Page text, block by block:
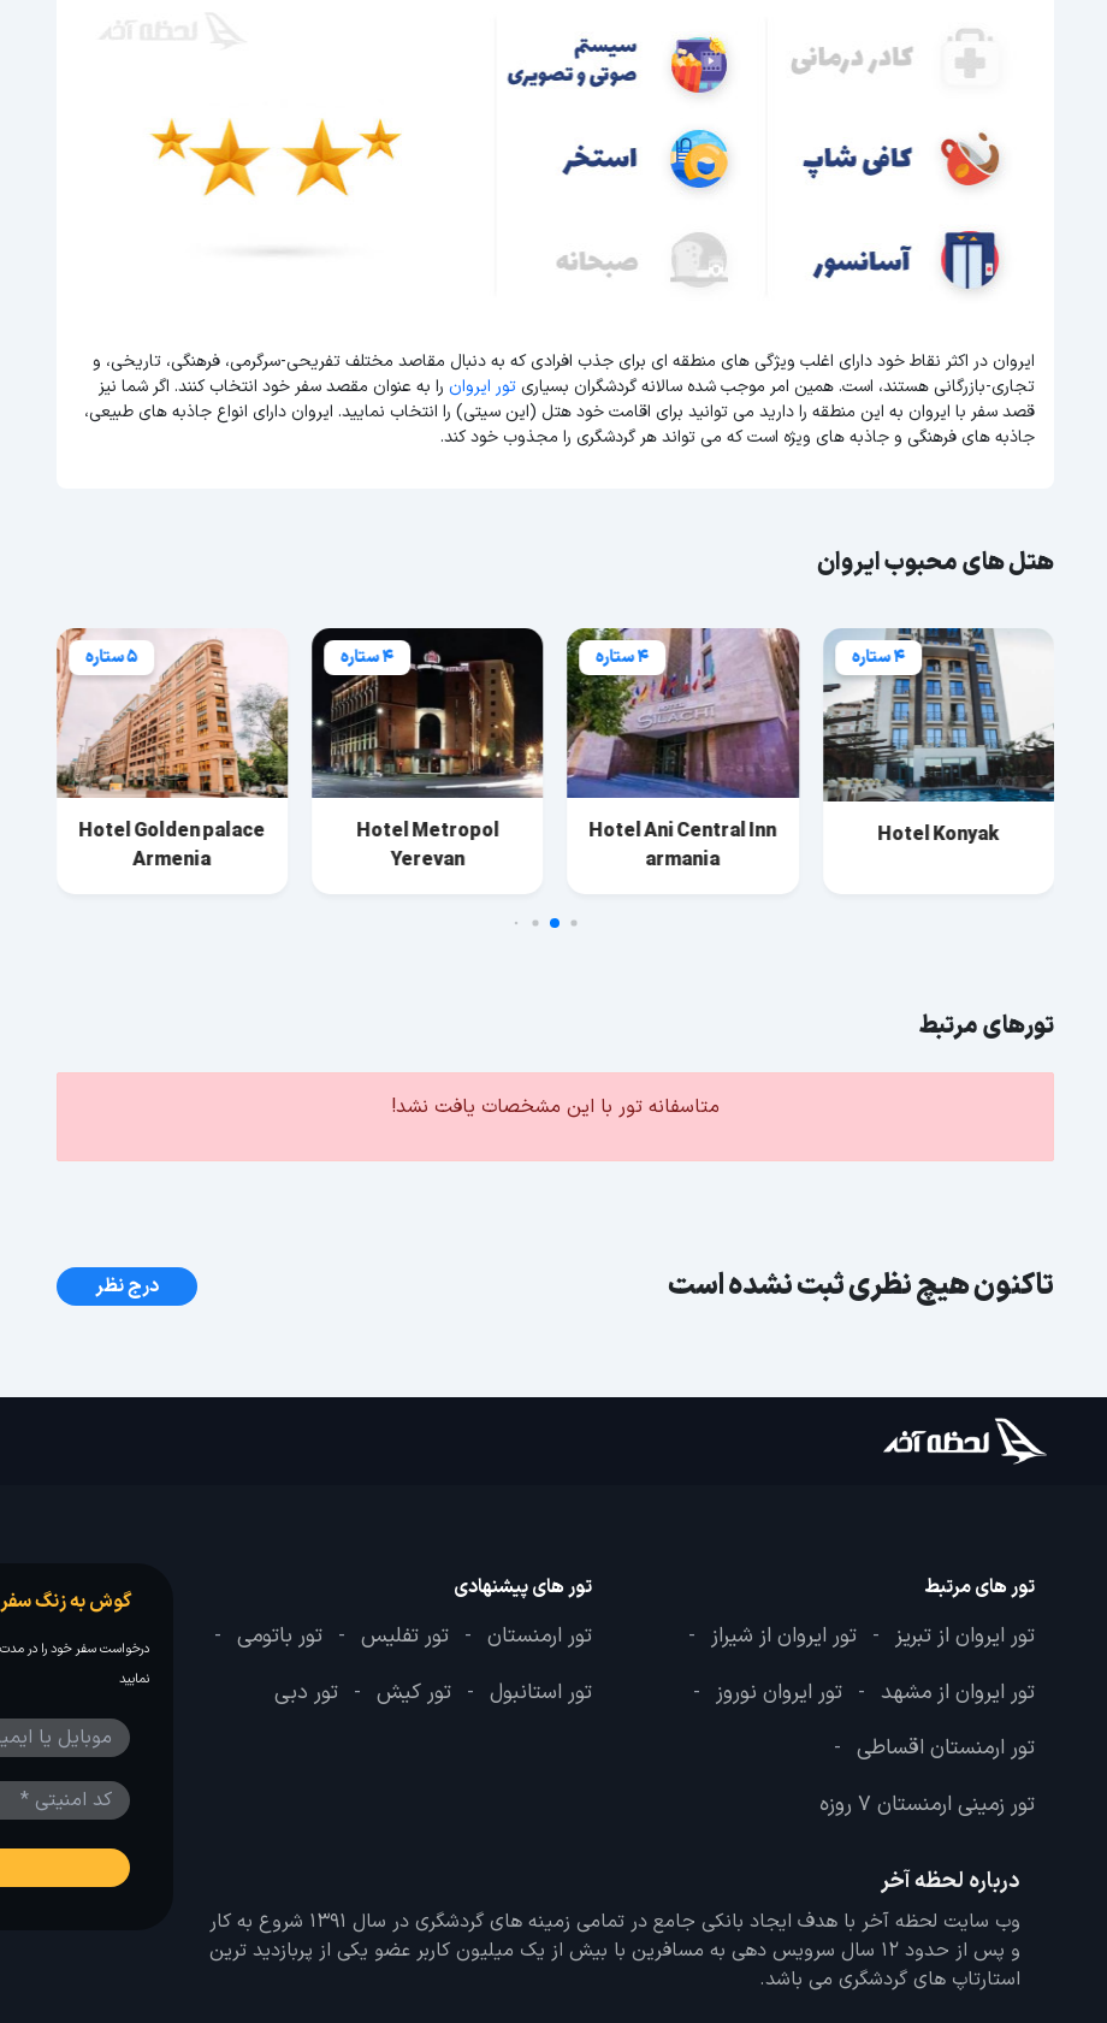
ایروان در اکثر نقاط خود دارای اغلب ویژگی های منطقه ای برای جذب افرادی که به دنبال مقاصد مختلف تفریحی-سرگرمی، فرهنگی، تاریخی، و
تجاری-بازرگانی هستند، است. همین امر موجب شده سالانه گردشگران بسیاریتور ایروان را به عنوان مقصد سفر خود انتخاب کنند. اگر شما نیز
قصد سفر با ایروان به این منطقه را دارید می توانید برای اقامت خود هتل (این سیتی) را انتخاب نمایید. ایروان دارای انواع جاذبه های طبیعی،
جاذبه های فرهنگی و جاذبه های ویژه است که می تواند هر گردشگری را مجذوب خود کند.
هتل های محبوب ایروان
4 ستاره
Hotel Konyak
4 ستاره
Hotel Ani Central Inn
armania
4 ستاره
Hotel Metropol
Yerevan
5 ستاره
Hotel Golden palace
Armenia
تورهای مرتبط
متاسفانه تور با این مشخصات یافت نشد!
تاکنون هیچ نظری ثبت نشده است درج نظر
تور های مرتبط
تور ایروان از تبریز - تور ایروان از شیراز -
تور ایروان از مشهد - تور ایروان نوروز -
تور ارمنستان اقساطی -
تور زمینی ارمنستان 7 روزه
تور های پیشنهادی
تور ارمنستان - تور تفلیس - تور باتومی -
تور استانبول - تور کیش - تور دبی
درباره لحظه آخر
وب سایت لحظه آخر با هدف ایجاد بانکی جامع در تمامی زمینه های گردشگری در سال 1391 شروع به کار
و پس از حدود 12 سال سرویس دهی به مسافرین با بیش از یک میلیون کاربر عضو یکی از پربازدید ترین
استارتاپ های گردشگری می باشد.
گوش به زنگ
درخواست سفر خود را در مدت
نمایید